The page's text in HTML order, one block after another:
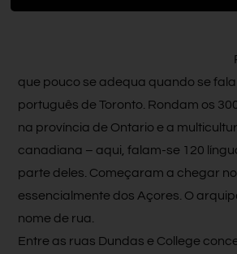
que pouco se adequa quando se
português de Toronto. Rondam os
na província de Ontario e a
canadiana – aqui, falam-se 120
parte deles. Começaram a chegar
essencialmente dos Açores. O
nome de rua.
Entre as ruas Dundas e College